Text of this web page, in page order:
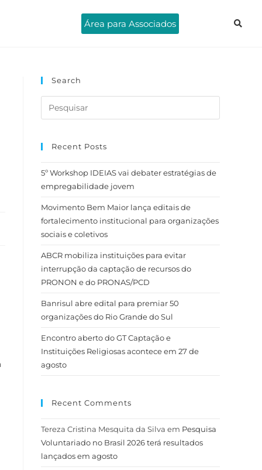
Área para Associados
Search
Recent Posts
5º Workshop IDEIAS vai debater estratégias de
empregabilidade jovem
Movimento Bem Maior lança editais de
fortalecimento institucional para organizações
sociais e coletivos
ABCR mobiliza instituições para evitar
interrupção da captação de recursos do
PRONON e do PRONAS/PCD
Banrisul abre edital para premiar 50
organizações do Rio Grande do Sul
Encontro aberto do GT Captação e
Instituições Religiosas acontece em 27 de
agosto
Recent Comments
Tereza Cristina Mesquita da Silva em Pesquisa
Voluntariado no Brasil 2026 terá resultados
lançados em agosto